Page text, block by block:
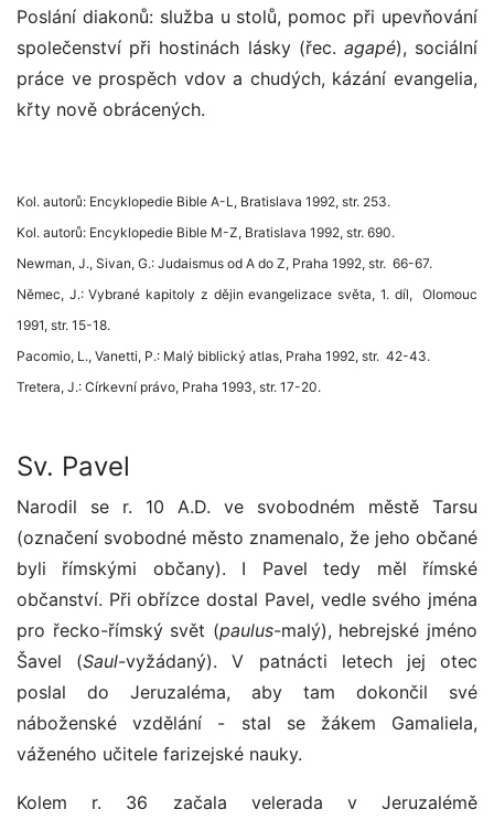
Poslání diakonů: služba u stolů, pomoc při upevňování
společenství při hostinách lásky (řec. agapé), sociální
práce ve prospěch vdov a chudých, kázání evangelia,
křty nově obrácených.
Kol. autorů: Encyklopedie Bible A-L, Bratislava 1992, str. 253.
Kol. autorů: Encyklopedie Bible M-Z, Bratislava 1992, str. 690.
Newman, J., Sivan, G.: Judaismus od A do Z, Praha 1992, str. 66-67.
Němec, J.: Vybrané kapitoly z dějin evangelizace světa, 1. díl, Olomouc
1991, str. 15-18.
Pacomio, L., Vanetti, P.: Malý biblický atlas, Praha 1992, str. 42-43.
Tretera, J.: Církevní právo, Praha 1993, str. 17-20.
Sv. Pavel
Narodil se r. 10 A.D. ve svobodném městě Tarsu
(označení svobodné město znamenalo, že jeho občané
byli římskými občany). I Pavel tedy měl římské
občanství. Při obřízce dostal Pavel, vedle svého jména
pro řecko-římský svět (paulus-malý), hebrejské jméno
Šavel (Saul-vyžádaný). V patnácti letech jej otec
poslal do Jeruzaléma, aby tam dokončil své
náboženské vzdělání - stal se žákem Gamaliela,
váženého učitele farizejské nauky.
Kolem r. 36 začala velerada v Jeruzalémě